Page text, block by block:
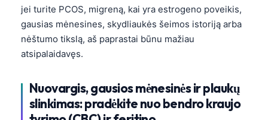
jei turite PCOS, migreną, kai yra estrogeno poveikis,
gausias mėnesines, skydliaukės šeimos istoriją arba
nėštumo tikslą, aš paprastai būnu mažiau
atsipalaidavęs.
Nuovargis, gausios mėnesinės ir plaukų
slinkimas: pradėkite nuo bendro kraujo